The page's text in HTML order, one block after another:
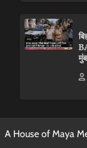
A House of Maya